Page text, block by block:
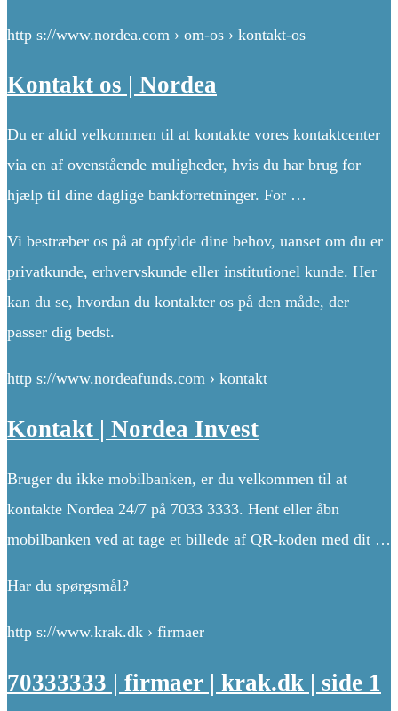
http s://www.nordea.com › om-os › kontakt-os
Kontakt os | Nordea
Du er altid velkommen til at kontakte vores kontaktcenter
via en af ovenstående muligheder, hvis du har brug for
hjælp til dine daglige bankforretninger. For …
Vi bestræber os på at opfylde dine behov, uanset om du er
privatkunde, erhvervskunde eller institutionel kunde. Her
kan du se, hvordan du kontakter os på den måde, der
passer dig bedst.
http s://www.nordeafunds.com › kontakt
Kontakt | Nordea Invest
Bruger du ikke mobilbanken, er du velkommen til at
kontakte Nordea 24/7 på 7033 3333. Hent eller åbn
mobilbanken ved at tage et billede af QR-koden med dit …
Har du spørgsmål?
http s://www.krak.dk › firmaer
70333333 | firmaer | krak.dk | side 1